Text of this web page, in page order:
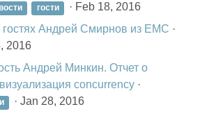
гости · Feb 18, 2016
Андрей Смирнов из EMC ·
2016
Андрей Минкин. Отчет о
concurrency ·
· Jan 28, 2016